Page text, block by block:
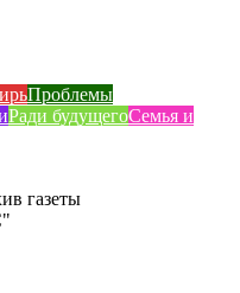
Проблемы
Ради будущегоСемья и
газеты